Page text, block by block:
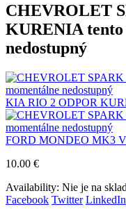
CHEVROLET
KURENIA
nedostupný
KIA RIO 2 ODPOR
FORD MONDEO MK3
10.00 €
Availability: Nie je na
Facebook Twitter LinkedIn